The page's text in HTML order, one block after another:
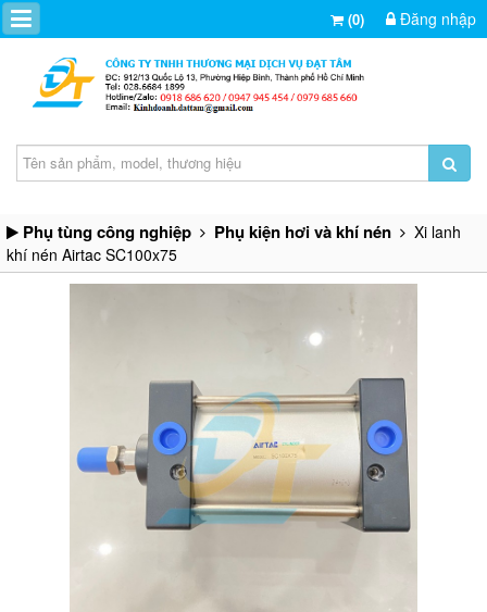
(0) Đăng nhập
Phụ tùng công nghiệp Phụ kiện hơi và khí nén
Xi lanh
khí nén Airtac SC100x75